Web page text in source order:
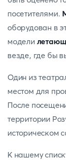
посетителями.
оборудован в
модели
везде, где бы
Один из
местом для
После
территории
историческом
К нашему